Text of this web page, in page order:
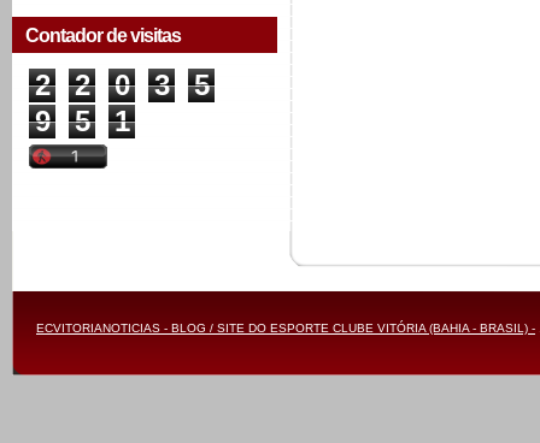
Contador de visitas
2 2 0 3
5
9
5 1
ECVITORIANOTICIAS - BLOG / SITE DO ESPORTE CLUBE VITÓRIA (BAHIA - BRASIL) -